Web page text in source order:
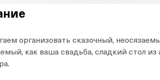
организовать сказочный,
как ваша свадьба, сладкий стол